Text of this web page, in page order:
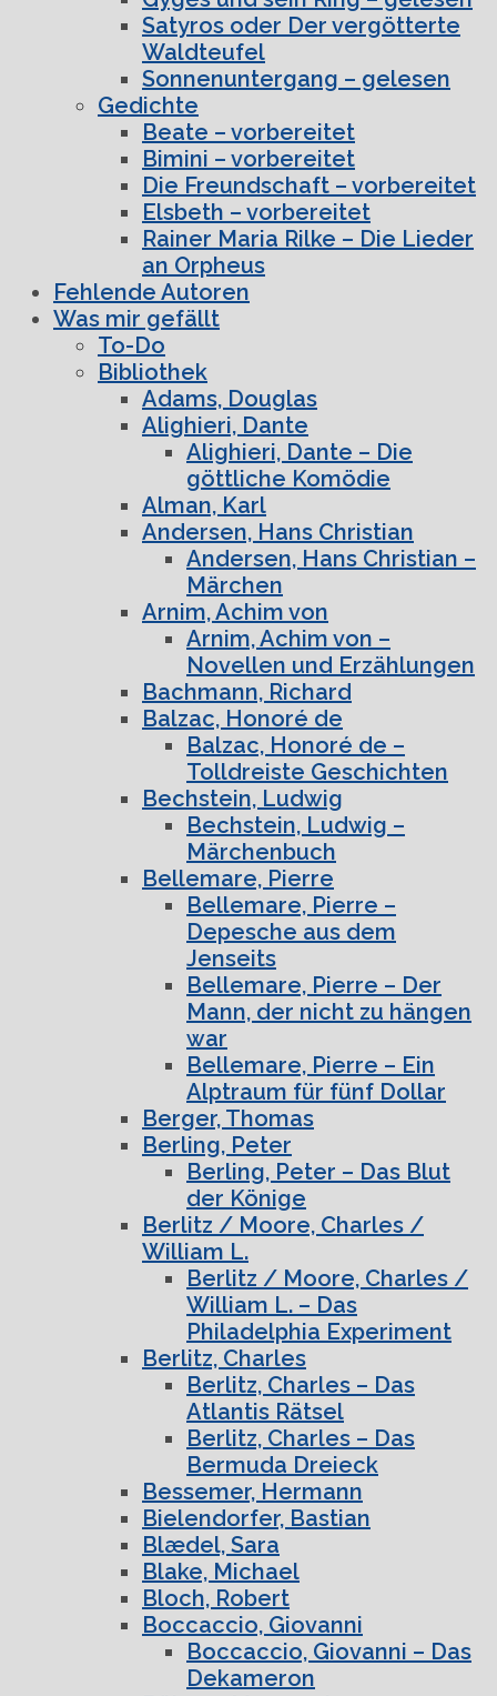
Satyros oder Der vergötterte
Waldteufel
Sonnenuntergang – gelesen
Gedichte
Beate – vorbereitet
Bimini – vorbereitet
Die Freundschaft – vorbereitet
Elsbeth – vorbereitet
Rainer Maria Rilke – Die Lieder
an Orpheus
Fehlende Autoren
Was mir gefällt
To-Do
Bibliothek
Adams, Douglas
Alighieri, Dante
Alighieri, Dante – Die
göttliche Komödie
Alman, Karl
Andersen, Hans Christian
Andersen, Hans Christian –
Märchen
Arnim, Achim von
Arnim, Achim von –
Novellen und Erzählungen
Bachmann, Richard
Balzac, Honoré de
Balzac, Honoré de –
Tolldreiste Geschichten
Bechstein, Ludwig
Bechstein, Ludwig –
Märchenbuch
Bellemare, Pierre
Bellemare, Pierre –
Depesche aus dem
Jenseits
Bellemare, Pierre – Der
Mann, der nicht zu hängen
war
Bellemare, Pierre – Ein
Alptraum für fünf Dollar
Berger, Thomas
Berling, Peter
Berling, Peter – Das Blut
der Könige
Berlitz / Moore, Charles /
William L.
Berlitz / Moore, Charles /
William L. – Das
Philadelphia Experiment
Berlitz, Charles
Berlitz, Charles – Das
Atlantis Rätsel
Berlitz, Charles – Das
Bermuda Dreieck
Bessemer, Hermann
Bielendorfer, Bastian
Blædel, Sara
Blake, Michael
Bloch, Robert
Boccaccio, Giovanni
Boccaccio, Giovanni – Das
Dekameron